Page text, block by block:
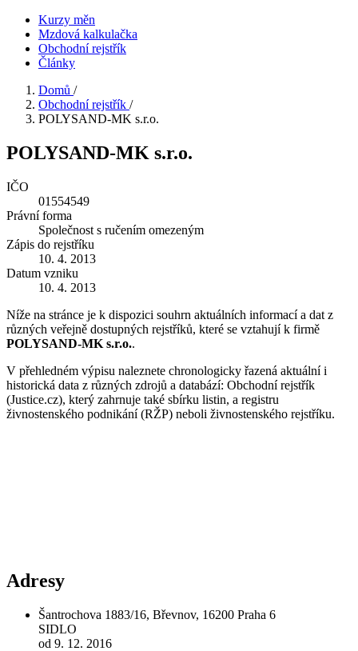
Kurzy měn
Mzdová kalkulačka
Obchodní rejstřík
Články
Domů /
Obchodní rejstřík /
POLYSAND-MK s.r.o.
POLYSAND-MK s.r.o.
IČO
01554549
Právní forma
Společnost s ručením omezeným
Zápis do rejstříku
10. 4. 2013
Datum vzniku
10. 4. 2013
Níže na stránce je k dispozici souhrn aktuálních informací a dat z
různých veřejně dostupných rejstříků, které se vztahují k firmě
POLYSAND-MK s.r.o..
V přehledném výpisu naleznete chronologicky řazená aktuální i
historická data z různých zdrojů a databází: Obchodní rejstřík
(Justice.cz), který zahrnuje také sbírku listin, a registru
živnostenského podnikání (RŽP) neboli živnostenského rejstříku.
Adresy
Šantrochova 1883/16, Břevnov, 16200 Praha 6
SIDLO
od 9. 12. 2016